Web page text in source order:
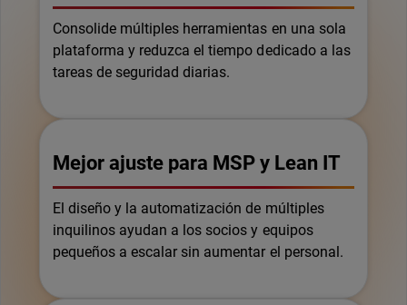
Consolide múltiples herramientas en una sola
plataforma y reduzca el tiempo dedicado a las
tareas de seguridad diarias.
Mejor ajuste para MSP y Lean IT
El diseño y la automatización de múltiples
inquilinos ayudan a los socios y equipos
pequeños a escalar sin aumentar el personal.